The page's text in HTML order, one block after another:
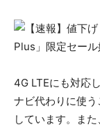
4G LTEにも対応
ナビ代わりに使
しています。ま